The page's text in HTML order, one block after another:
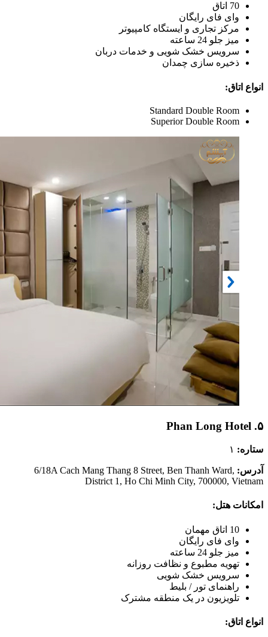
70 اتاق
وای فای رایگان
مرکز تجاری و ایستگاه کامپیوتر
میز جلو 24 ساعته
سرویس خشک شویی و خدمات دربان
ذخیره سازی چمدان
انواع اتاق:
Standard Double Room
Superior Double Room
۵. Phan Long Hotel
ستاره:
آدرس: 6/18A Cach Mang Thang 8 Street, Ben Thanh Ward,
District 1, Ho Chi Minh City, 700000, Vietnam
امکانات هتل:
10 اتاق مهمان
وای فای رایگان
میز جلو 24 ساعته
تهویه مطبوع و نظافت روزانه
سرویس خشک شویی
راهنمای تور / بلیط
تلویزیون در یک منطقه مشترک
انواع اتاق: